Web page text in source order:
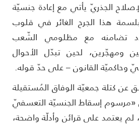
الجذريّ يأتي مع إعادة جنسيّة
هذا الجرح الغائر في قلوب
مع مظلومي الشّعب
لحين تبدّل الأحوال
القانون – على حدّ قوله.
كتلة جمعيّة الوفاق المُستقيلة
إسقاط الجنسيّة التعسفيّ
على قرائن وأدلّة واضحة،